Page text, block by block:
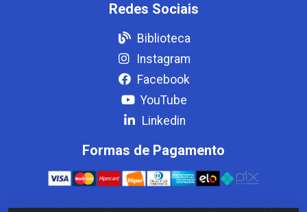
Redes Sociais
Biblioteca
Instagram
Facebook
YouTube
Linkedin
Formas de Pagamento